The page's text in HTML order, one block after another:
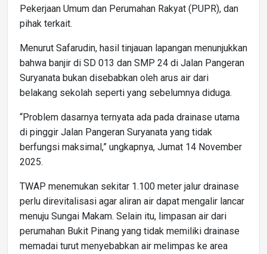
Pekerjaan Umum dan Perumahan Rakyat (PUPR), dan
pihak terkait.
Menurut Safarudin, hasil tinjauan lapangan menunjukkan
bahwa banjir di SD 013 dan SMP 24 di Jalan Pangeran
Suryanata bukan disebabkan oleh arus air dari
belakang sekolah seperti yang sebelumnya diduga.
“Problem dasarnya ternyata ada pada drainase utama
di pinggir Jalan Pangeran Suryanata yang tidak
berfungsi maksimal,” ungkapnya, Jumat 14 November
2025.
TWAP menemukan sekitar 1.100 meter jalur drainase
perlu direvitalisasi agar aliran air dapat mengalir lancar
menuju Sungai Makam. Selain itu, limpasan air dari
perumahan Bukit Pinang yang tidak memiliki drainase
memadai turut menyebabkan air melimpas ke area